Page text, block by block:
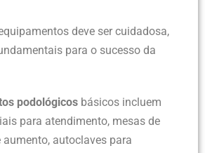
deve ser cuidadosa,
para o sucesso da
podológicos básicos incluem
para atendimento, mesas de
aumento, autoclaves para